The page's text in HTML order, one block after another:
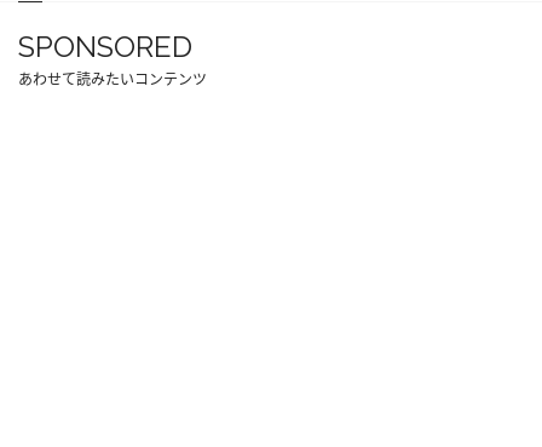
SPONSORED
あわせて読みたいコンテンツ